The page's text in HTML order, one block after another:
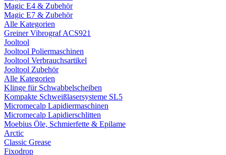
Magic E4 & Zubehör
Magic E7 & Zubehör
Alle Kategorien
Greiner Vibrograf ACS921
Jooltool
Jooltool Poliermaschinen
Jooltool Verbrauchsartikel
Jooltool Zubehör
Alle Kategorien
Klinge für Schwabbelscheiben
Kompakte Schweißlasersysteme SL5
Micromecalp Lapidiermaschinen
Micromecalp Lapidierschlitten
Moebius Öle, Schmierfette & Epilame
Arctic
Classic Grease
Fixodrop